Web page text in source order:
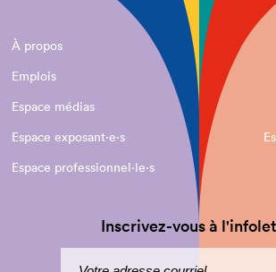
À propos
Emplois
Espace médias
Espace exposant·e⋅s
Espace professionnel·le⋅s
Inscrivez-vous à